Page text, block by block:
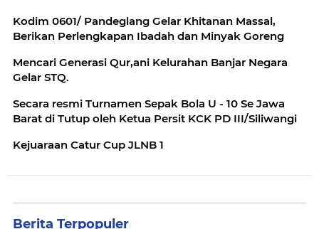
Kodim 0601/ Pandeglang Gelar Khitanan Massal,
Berikan Perlengkapan Ibadah dan Minyak Goreng
Mencari Generasi Qur,ani Kelurahan Banjar Negara
Gelar STQ.
Secara resmi Turnamen Sepak Bola U - 10 Se Jawa
Barat di Tutup oleh Ketua Persit KCK PD III/Siliwangi
Kejuaraan Catur Cup JLNB 1
Berita Terpopuler